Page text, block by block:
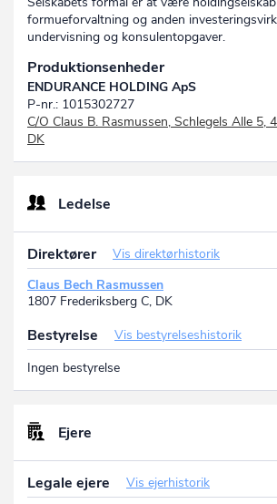
formueforvaltning og anden
undervisning og konsulentopgaver.
Produktionsenheder
ENDURANCE HOLDING ApS
P-nr.: 1015302727
C/O Claus B. Rasmussen, Schlegels Alle 5,
DK
Ledelse
Direktører
Vis direktørhistorik
Claus Bech Rasmussen
1807 Frederiksberg C, DK
Bestyrelse
Vis bestyrelseshistorik
Ingen bestyrelse
Ejere
Legale ejere
Vis ejerhistorik